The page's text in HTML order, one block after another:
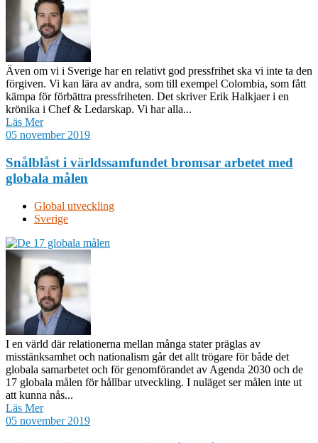
Även om vi i Sverige har en relativt god pressfrihet ska vi inte ta den
förgiven. Vi kan lära av andra, som till exempel Colombia, som fått
kämpa för förbättra pressfriheten. Det skriver Erik Halkjaer i en
krönika i Chef & Ledarskap. Vi har alla...
Läs Mer
05 november 2019
Snålblåst i världssamfundet bromsar arbetet med
globala målen
Global utveckling
Sverige
I en värld där relationerna mellan många stater präglas av
misstänksamhet och nationalism går det allt trögare för både det
globala samarbetet och för genomförandet av Agenda 2030 och de
17 globala målen för hållbar utveckling. I nuläget ser målen inte ut
att kunna nås...
Läs Mer
05 november 2019